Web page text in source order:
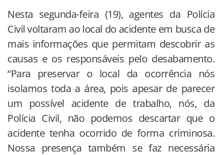
Nesta segunda-feira (19), agentes da Polícia
Civil voltaram ao local do acidente em busca de
mais informações que permitam descobrir as
causas e os responsáveis pelo desabamento.
“Para preservar o local da ocorrência nós
isolamos toda a área, pois apesar de parecer
um possível acidente de trabalho, nós, da
Polícia Civil, não podemos descartar que o
acidente tenha ocorrido de forma criminosa.
Nossa presença também se faz necessária